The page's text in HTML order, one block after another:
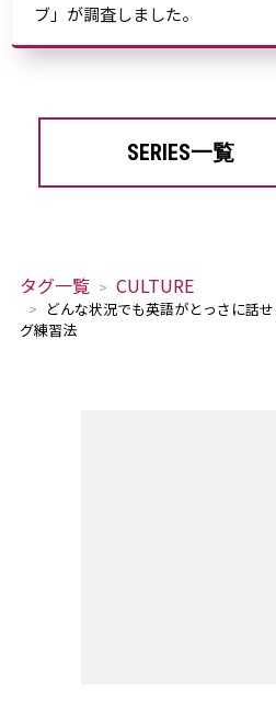
ブ」が調査しました。
SERIES一覧
タグ一覧 CULTURE
どんな状況でも英語がとっさに話
グ練習法